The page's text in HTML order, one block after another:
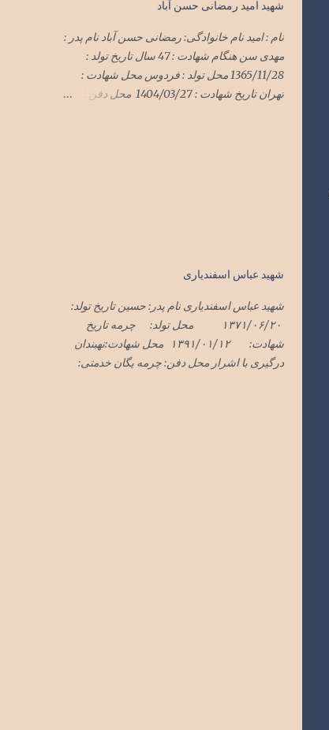
شهید امید رمضانی حسن آباد
نام : امید نام خانوادگی: رمضانی حسن آباد نام پدر :
مهدی سن هنگام شهادت : 47 سال تاریخ تولد :
1365/11/28 محل تولد : فردوس محل شهادت :
تهران تاریخ شهادت : 1404/03/27 محل دفن :
شهدای فردوس به خاک سپرده شد
شهید عباس اسفندیاری
شهید عباس اسفندیاری نام پدر: حسین تاریخ تولد:
۱۳۷۱/۰۶/۲۰ محل تولد: چرمه تاریخ
شهادت: ۱۳۹۱/۰۱/۱۲ محل شهادت:نهبندان
درگیری با اشرار محل دفن: چرمه یگان خدمتی: